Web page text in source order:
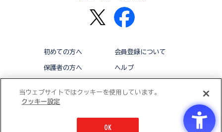
初めての方へ 会員登録について
保護者の方へ ヘルプ
当ウェブサイトではクッキーを使用しています。
クッキー設定
OK